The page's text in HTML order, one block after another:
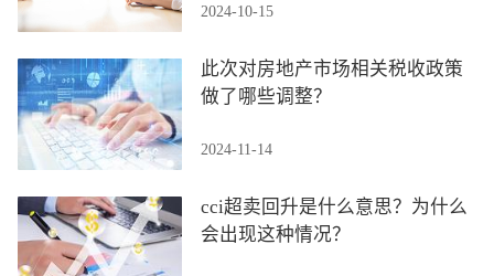
2024-10-15
此次对房地产市场相关税收政策
做了哪些调整？
2024-11-14
cci超卖回升是什么意思？为什么
会出现这种情况？